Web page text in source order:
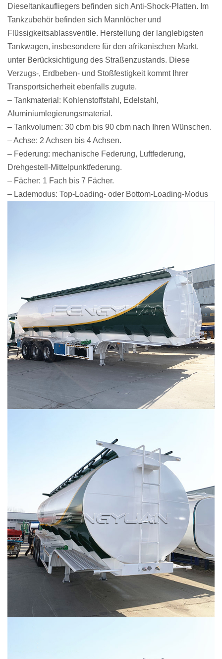
Dieseltankaufliegers befinden sich Anti-Shock-Platten. Im
Tankzubehör befinden sich Mannlöcher und
Flüssigkeitsablassventile. Herstellung der langlebigsten
Tankwagen, insbesondere für den afrikanischen Markt,
unter Berücksichtigung des Straßenzustands. Diese
Verzugs-, Erdbeben- und Stoßfestigkeit kommt Ihrer
Transportsicherheit ebenfalls zugute.
– Tankmaterial: Kohlenstoffstahl, Edelstahl,
Aluminiumlegierungsmaterial.
– Tankvolumen: 30 cbm bis 90 cbm nach Ihren Wünschen.
– Achse: 2 Achsen bis 4 Achsen.
– Federung: mechanische Federung, Luftfederung,
Drehgestell-Mittelpunktfederung.
– Fächer: 1 Fach bis 7 Fächer.
– Lademodus: Top-Loading- oder Bottom-Loading-Modus